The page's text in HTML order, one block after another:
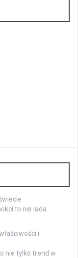
to nie lada
i
nie tylko trend w